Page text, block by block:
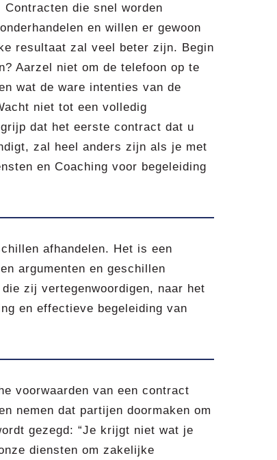
die snel worden
en willen er gewoon
resultaat zal veel beter zijn. Begin
Aarzel niet om de telefoon op te
wat de ware intenties van de
niet tot een volledig
dat het eerste contract dat u
zal heel anders zijn als je met
en Coaching voor begeleiding
afhandelen. Het is een
argumenten en geschillen
zij vertegenwoordigen, naar het
en effectieve begeleiding van
voorwaarden van een contract
nemen dat partijen doormaken om
gezegd: “Je krijgt niet wat je
diensten om zakelijke